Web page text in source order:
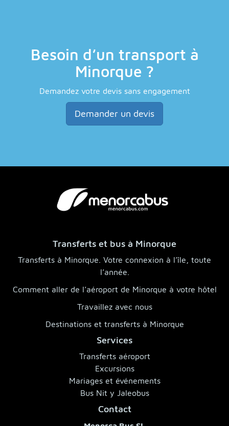
Besoin d’un transport à
Minorque ?
Demandez votre devis sans engagement
Demander un devis
Transferts et bus à Minorque
Transferts à Minorque. Votre connexion à l’île, toute
l’année.
Comment aller de l’aéroport de Minorque à votre hôtel
Travaillez avec nous
Destinations et transferts à Minorque
Services
Transferts aéroport
Excursions
Mariages et événements
Bus Nit y Jaleobus
Contact